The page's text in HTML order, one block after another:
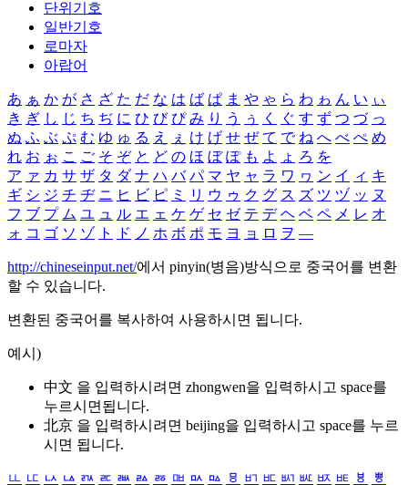
단위기호
일반기호
로마자
아랍어
あ ぁ か が さ ざ た だ な は ば ぱ ま や ゃ ら わ ゎ ん い ぃ
き ぎ し じ ち ぢ に ひ び ぴ み り う ぅ く ぐ す ず つ づ っ
ぬ ふ ぶ ぷ む ゆ ゅ る え ぇ け げ せ ぜ て で ね へ べ ぺ め
れ お ぉ こ ご そ ぞ と ど の ほ ぼ ぽ も よ ょ ろ を
ア ァ カ サ ザ タ ダ ナ ハ バ パ マ ヤ ャ ラ ワ ヮ ン イ ィ キ
ギ シ ジ チ ヂ ニ ヒ ビ ピ ミ リ ウ ゥ ク グ ス ズ ツ ヅ ッ ヌ
フ ブ プ ム ユ ュ ル エ ェ ケ ゲ セ ゼ テ デ ヘ ベ ペ メ レ オ
ォ コ ゴ ソ ゾ ト ド ノ ホ ボ ポ モ ヨ ョ ロ ヲ ―
http://chineseinput.net/에서 pinyin(병음)방식으로 중국어를 변환
할 수 있습니다.
변환된 중국어를 복사하여 사용하시면 됩니다.
예시)
中文 을 입력하시려면 zhongwen을 입력하시고 space를
누르시면됩니다.
北京 을 입력하시려면 beijing을 입력하시고 space를 누르
시면 됩니다.
ㅥ ㅦ ㅧ ㅨ ㅩ ㅪ ㅫ ㅬ ㅭ ㅮ ㅯ ㅰ ㅱ ㅲ ㅳ ㅴ ㅵ ㅶ ㅷ ㅸ
ㅹ